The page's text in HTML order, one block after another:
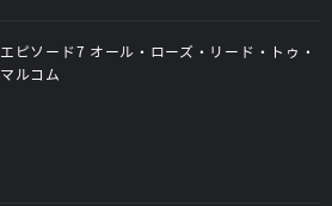
エピソード7 オール・ローズ・リード・トゥ・
マルコム